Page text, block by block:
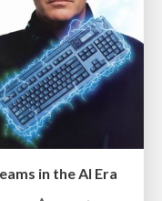
in the AI Era